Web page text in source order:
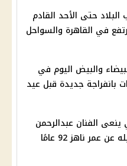
حتى الأحد القادم
في القاهرة والسواحل
والبيض اليوم في
جديدة قبل عيد
الفنان عبدالرحمن
عمر ناهز 92 عامًا